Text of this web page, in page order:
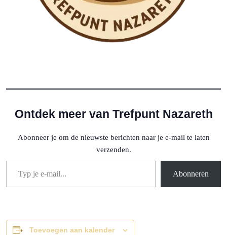
Ontdek meer van Trefpunt Nazareth
Abonneer je om de nieuwste berichten naar je e-mail te laten
verzenden.
Typ je e-mail...
Abonneren
Toevoegen aan kalender